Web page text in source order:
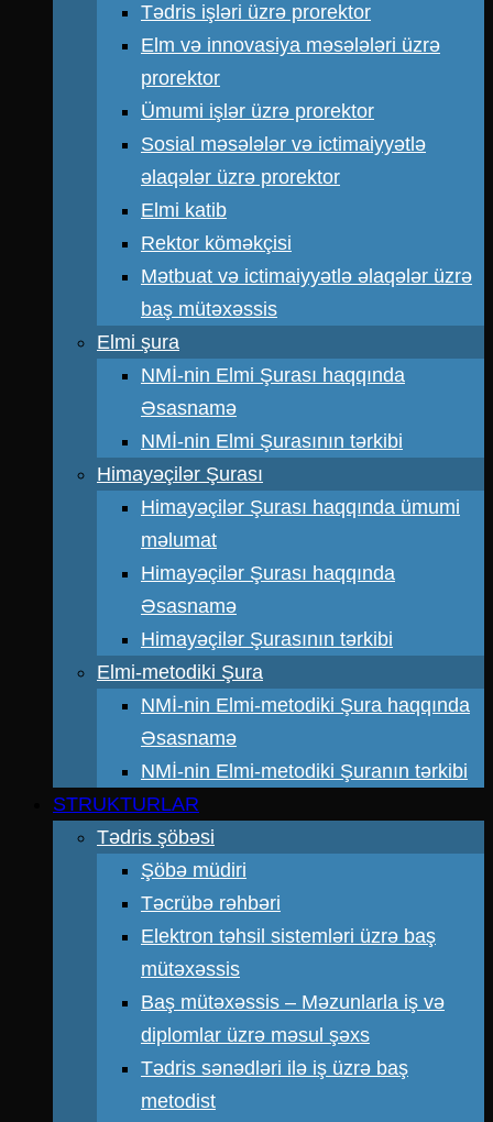
Tədris işləri üzrə prorektor
Elm və innovasiya məsələləri üzrə
prorektor
Ümumi işlər üzrə prorektor
Sosial məsələlər və ictimaiyyətlə
əlaqələr üzrə prorektor
Elmi katib
Rektor köməkçisi
Mətbuat və ictimaiyyətlə əlaqələr üzrə
baş mütəxəssis
Elmi şura
NMİ-nin Elmi Şurası haqqında
Əsasnamə
NMİ-nin Elmi Şurasının tərkibi
Himayəçilər Şurası
Himayəçilər Şurası haqqında ümumi
məlumat
Himayəçilər Şurası haqqında
Əsasnamə
Himayəçilər Şurasının tərkibi
Elmi-metodiki Şura
NMİ-nin Elmi-metodiki Şura haqqında
Əsasnamə
NMİ-nin Elmi-metodiki Şuranın tərkibi
STRUKTURLAR
Tədris şöbəsi
Şöbə müdiri
Təcrübə rəhbəri
Elektron təhsil sistemləri üzrə baş
mütəxəssis
Baş mütəxəssis – Məzunlarla iş və
diplomlar üzrə məsul şəxs
Tədris sənədləri ilə iş üzrə baş
metodist